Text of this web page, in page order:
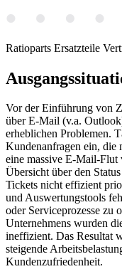
Ratioparts Ersatzteile
Vor der Einführung von
über E-Mail (v.a.
erheblichen Problemen.
Kundenanfragen ein, die
eine massive E-Mail-Flut
Übersicht über den
Tickets nicht effizient
und Auswertungstools
oder Serviceprozesse zu
Unternehmens wurden
ineffizient. Das Resultat
steigende
Kundenzufriedenheit.